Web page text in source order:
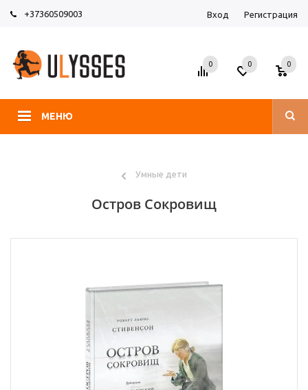
+37360509003 Вход Регистрация
МЕНЮ
0 0 0
Умные дети
Остров Сокровищ